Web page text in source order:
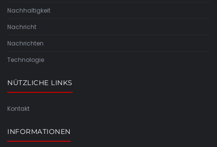
Nachhaltigkeit
Nachricht
Nachrichten
Technologie
NÜTZLICHE LINKS
Kontakt
INFORMATIONEN